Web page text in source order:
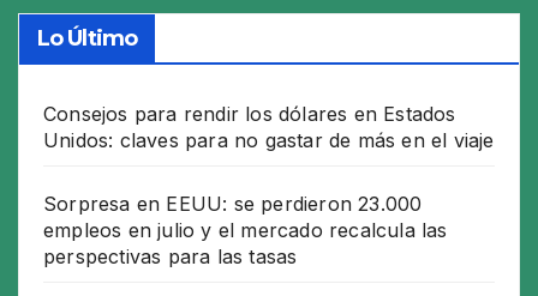
Lo Último
Consejos para rendir los dólares en Estados
Unidos: claves para no gastar de más en el viaje
Sorpresa en EEUU: se perdieron 23.000
empleos en julio y el mercado recalcula las
perspectivas para las tasas